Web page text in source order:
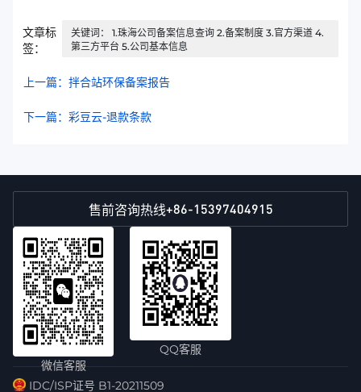
文章标
签：
关键词： 1.珠海公司备案信息查询 2.备案制度 3.官方渠道 4.
第三方平台 5.公司基本信息
上一篇：拌合站环保备案报告
下一篇：彩豆云-退款条款
售前咨询热线+86-15397404915
微信客服
QQ客服
IDC/ISP证号 B1-20211509